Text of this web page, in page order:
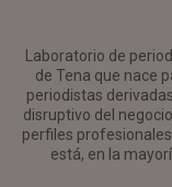
Laboratorio de
de Tena que nace
periodistas
disruptivo del
perfiles
está, en la